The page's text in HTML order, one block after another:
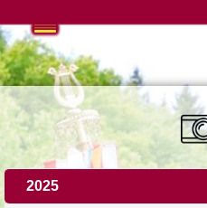
Navigation
überspringen
2025